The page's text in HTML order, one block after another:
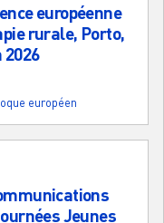
européenne
rurale, Porto,
2026
européen
Jeunes